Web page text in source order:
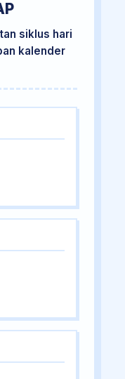
siklus hari
kalender